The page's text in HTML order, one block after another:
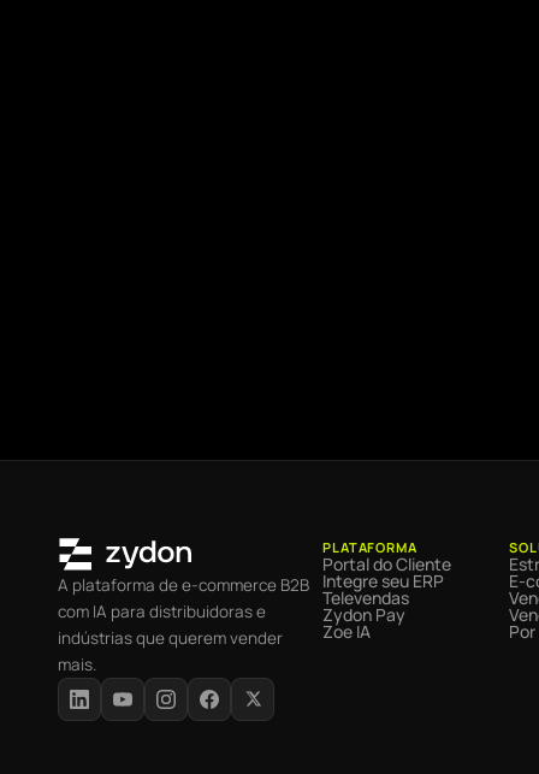
A plataforma de e-commerce B2B
com IA para distribuidoras e
indústrias que querem vender
mais.
PLATAFORMA
Portal do Cliente
Integre seu ERP
Televendas
Zydon Pay
Zoe IA
E-